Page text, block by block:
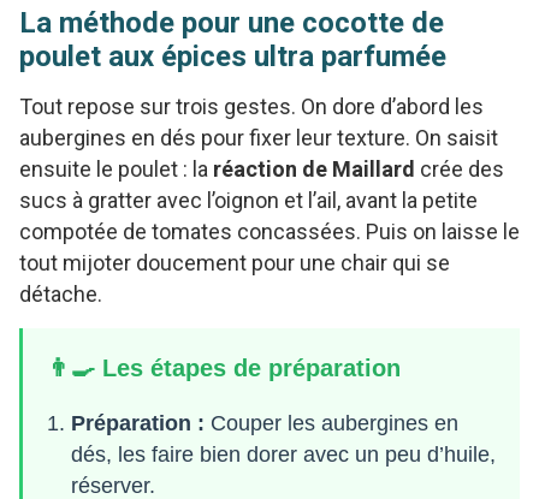
La méthode pour une cocotte de
poulet aux épices ultra parfumée
Tout repose sur trois gestes. On dore d’abord les
aubergines en dés pour fixer leur texture. On saisit
ensuite le poulet : la réaction de Maillard crée des
sucs à gratter avec l’oignon et l’ail, avant la petite
compotée de tomates concassées. Puis on laisse le
tout mijoter doucement pour une chair qui se
détache.
👨‍🍳 Les étapes de préparation
Préparation : Couper les aubergines en
dés, les faire bien dorer avec un peu d’huile,
réserver.